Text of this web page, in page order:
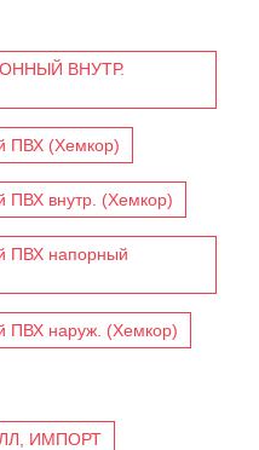
ВНУТР.
ПВХ (Хемкор)
ПВХ внутр. (Хемкор)
ПВХ напорный
ПВХ наруж. (Хемкор)
ИМПОРТ